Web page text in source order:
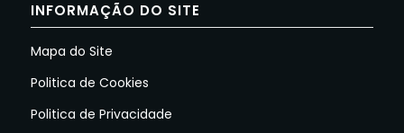
INFORMAÇÃO DO SITE
Mapa do Site
Politica de Cookies
Politica de Privacidade